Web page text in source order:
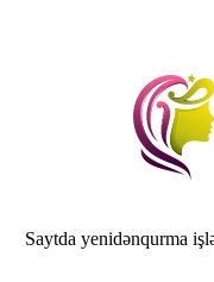
Saytda yenidənqurma